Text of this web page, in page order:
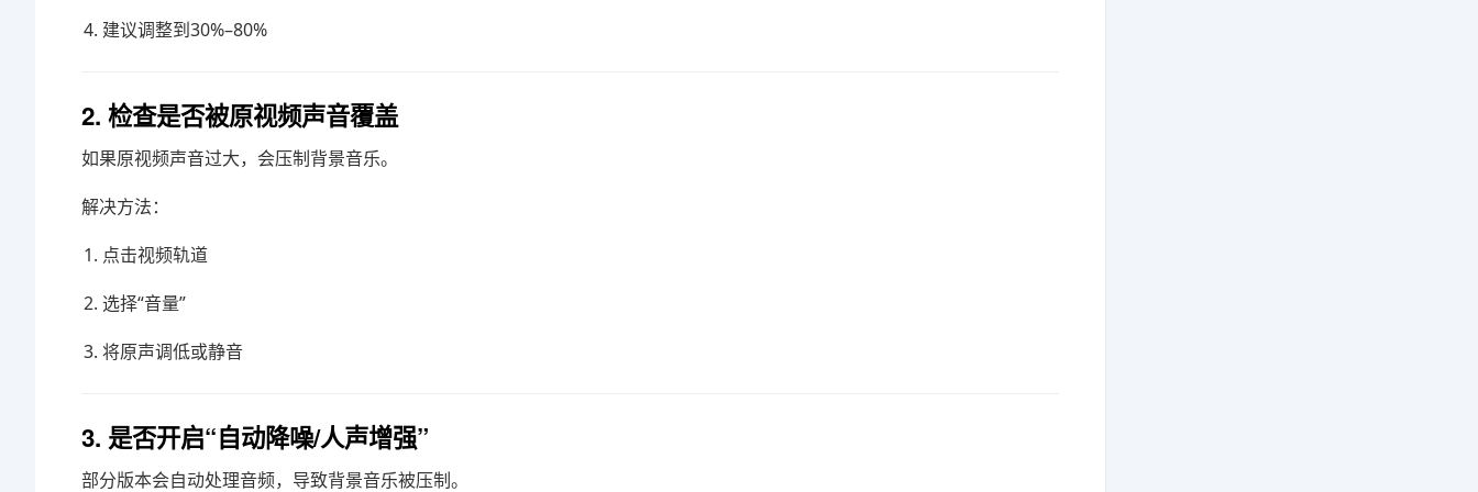
建议调整到30%–80%
2. 检查是否被原视频声音覆盖
如果原视频声音过大，会压制背景音乐。
解决方法：
点击视频轨道
选择“音量”
将原声调低或静音
3. 是否开启“自动降噪/人声增强”
部分版本会自动处理音频，导致背景音乐被压制。